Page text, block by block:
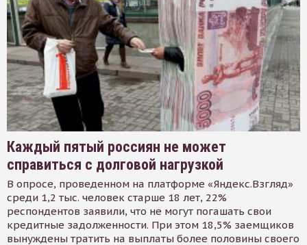
Каждый пятый россиян не может
справиться с долговой нагрузкой
В опросе, проведенном на платформе «Яндекс.Взгляд»
среди 1,2 тыс. человек старше 18 лет, 22%
респондентов заявили, что не могут погашать свои
кредитные задолженности. При этом 18,5% заемщиков
вынуждены тратить на выплаты более половины своего